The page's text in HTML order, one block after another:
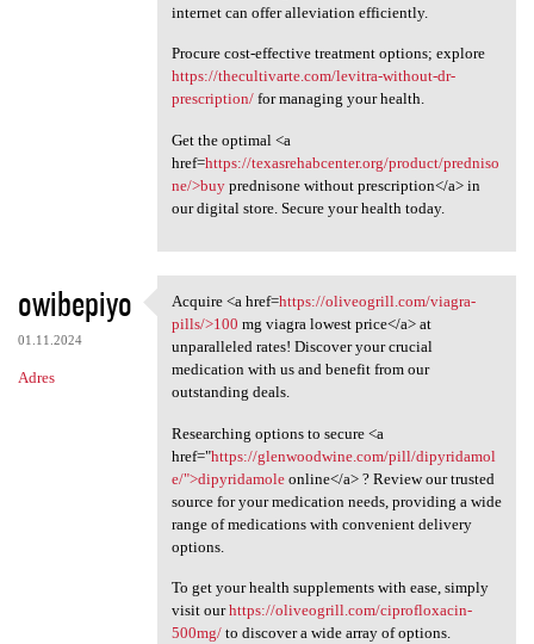
internet can offer alleviation efficiently.
Procure cost-effective treatment options; explore
https://thecultivarte.com/levitra-without-dr-
prescription/for managing your health.
Get the optimal <a
href=https://texasrehabcenter.org/product/predniso
ne/>buyprednisone without prescription</a> in
our digital store. Secure your health today.
owibepiyo
01.11.2024
Adres
Acquire <a href=https:/
Acquire <a href=https://oliveogrill.com/viagra-
pills/>100 mg viagra lowest price</a> at
unparalleled rates! Discover your crucial
medication with us and benefit from our
outstanding deals.
Researching options to secure <a
href="https://glenwoodwine.com/pill/dipyridamol
e/">dipyridamoleonline</a> ? Review our trusted
source for your medication needs, providing a wide
range of medications with convenient delivery
options.
To get your health supplements with ease, simply
visit ourhttps://oliveogrill.com/ciprofloxacin-
500mg/to discover a wide array of options.